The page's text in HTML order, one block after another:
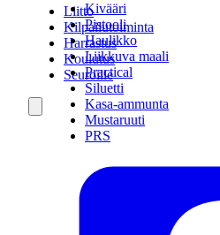
Kivääri
Pistooli
Haulikko
Liikkuva maali
Practical
Siluetti
Kasa-ammunta
Mustaruuti
PRS
Liitto
Kilpailutoiminta
Harrastus
Koulutus
Seuroille